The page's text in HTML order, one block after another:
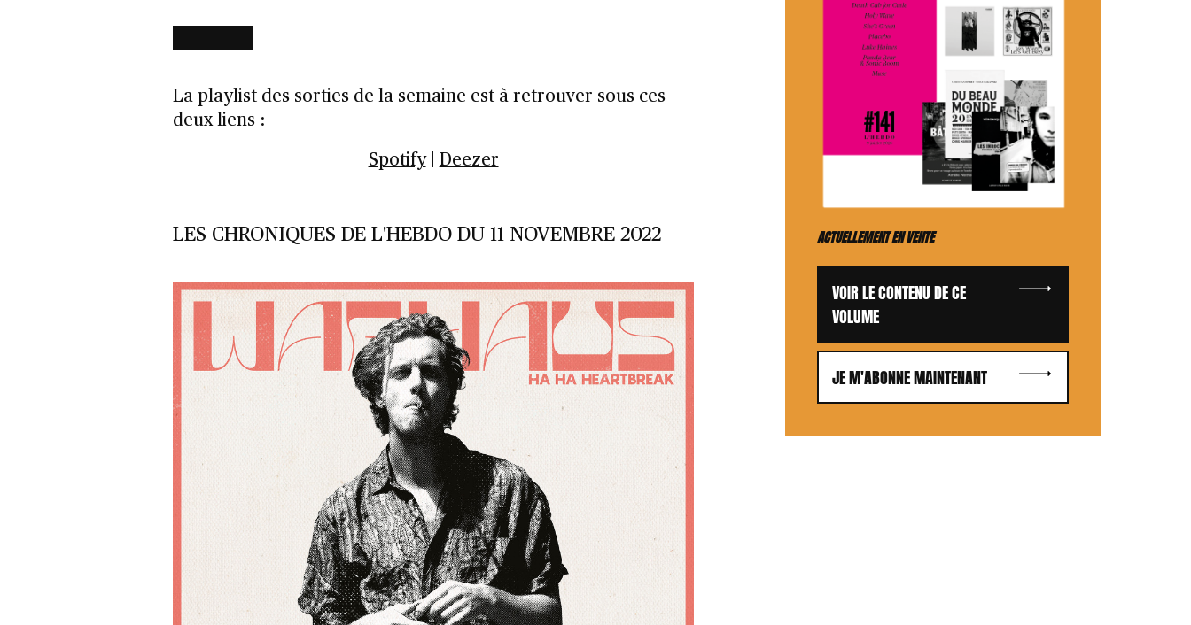
La playlist des sorties de la semaine est à retrouver sous ces
deux liens :
Spotify| Deezer
LES CHRONIQUES DE L'HEBDO DU 11 NOVEMBRE 2022 ACTUELLEMENT EN VENTE
VOIR LE CONTENU DE CE
VOLUME
JE M'ABONNE MAINTENANT